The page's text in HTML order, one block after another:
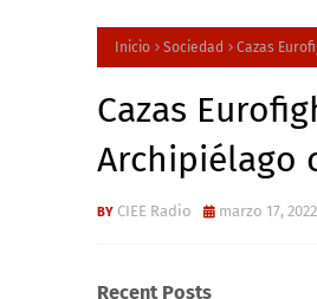
Inicio Sociedad Cazas
Cazas
Archipiélago
CIEE Radio marzo 17, 2022
Recent Posts